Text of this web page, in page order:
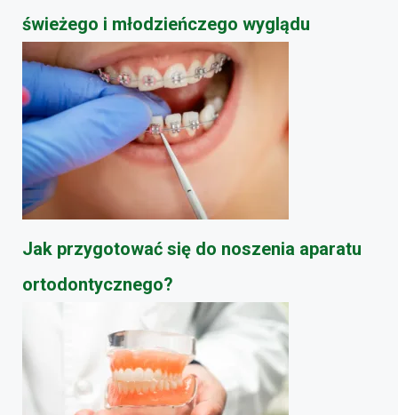
świeżego i młodzieńczego wyglądu
Jak przygotować się do noszenia aparatu
ortodontycznego?